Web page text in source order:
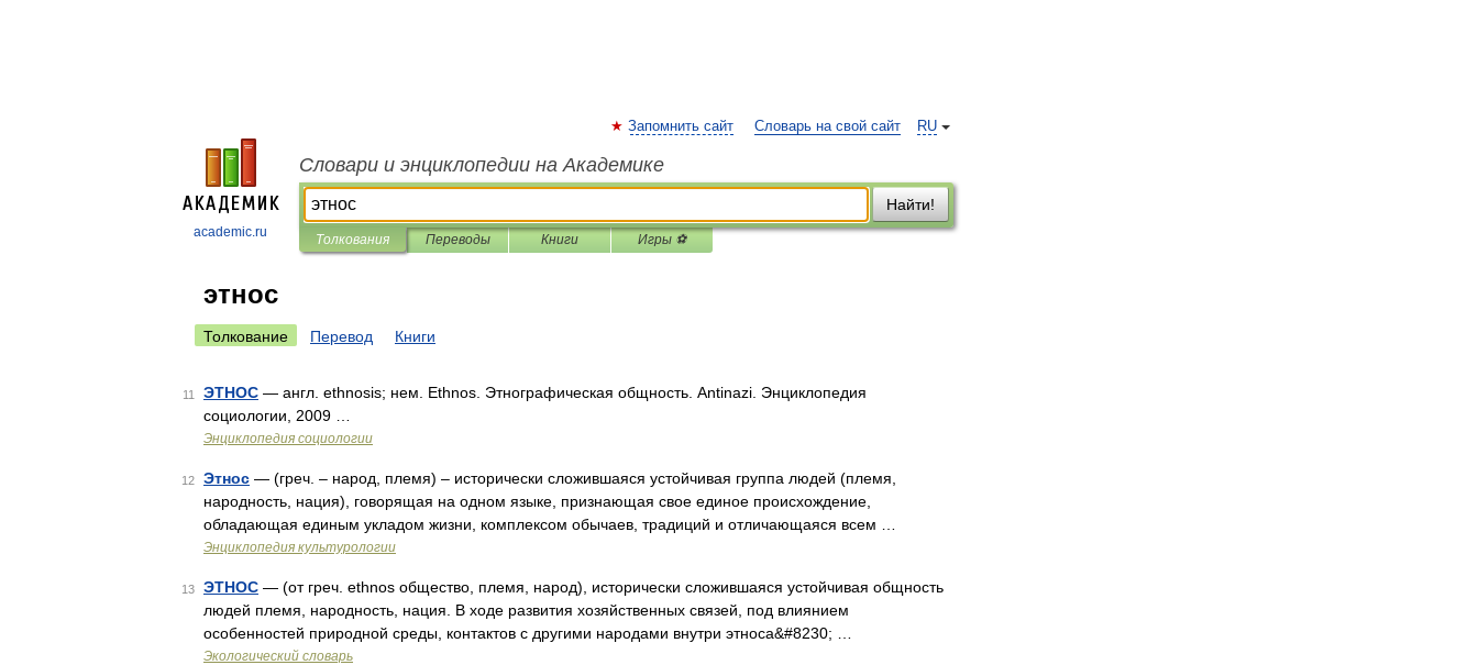
academic.ru
RU
Запомнить сайт Словарь на свой сайт
Словари и энциклопедии на Академике
Найти!
Толкования Переводы Книги Игры ⚽
этнос
Толкование Перевод Книги
11 ЭТНОС — англ. ethnosis; нем. Ethnos. Этнографическая общность. Antinazi. Энциклопедия
социологии, 2009 …
Энциклопедия социологии
12 Этнос — (греч. – народ, племя) – исторически сложившаяся устойчивая группа людей (племя,
народность, нация), говорящая на одном языке, признающая свое единое происхождение,
обладающая единым укладом жизни, комплексом обычаев, традиций и отличающаяся всем …
Энциклопедия культурологии
13 ЭТНОС — (от греч. ethnos общество, племя, народ), исторически сложившаяся устойчивая общность
людей племя, народность, нация. В ходе развития хозяйственных связей, под влиянием
особенностей природной среды, контактов с другими народами внутри этноса&#8230; …
Экологический словарь